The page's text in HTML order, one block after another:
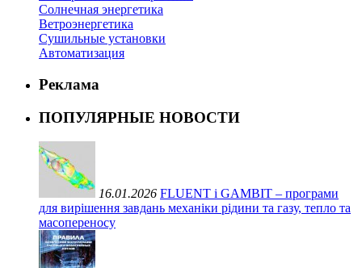
Солнечная энергетика
Ветроэнергетика
Сушильные установки
Автоматизация
Реклама
ПОПУЛЯРНЫЕ НОВОСТИ
16.01.2026 FLUENT і GAMBIT – програми
для вирішення завдань механіки рідини та газу, тепло та
масопереносу